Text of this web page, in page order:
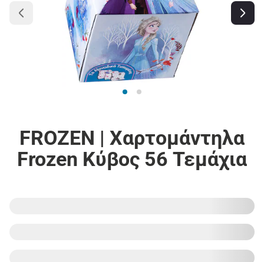
FROZEN | Χαρτομάντηλα
Frozen Κύβος 56 Τεμάχια